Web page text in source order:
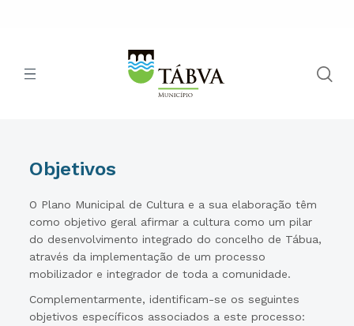
Objetivos
O Plano Municipal de Cultura e a sua elaboração têm
como objetivo geral afirmar a cultura como um pilar
do desenvolvimento integrado do concelho de Tábua,
através da implementação de um processo
mobilizador e integrador de toda a comunidade.
Complementarmente, identificam-se os seguintes
objetivos específicos associados a este processo: